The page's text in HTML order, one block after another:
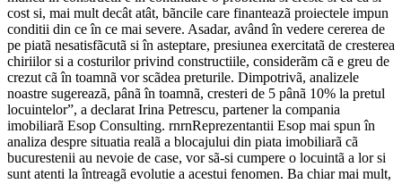
cost si, mai mult decât atât, bãncile care finanteazã proiectele impun
conditii din ce în ce mai severe. Asadar, având în vedere cererea de
pe piatã nesatisfãcutã si în asteptare, presiunea exercitatã de cresterea
chiriilor si a costurilor privind constructiile, considerãm cã e greu de
crezut cã în toamnã vor scãdea preturile. Dimpotrivã, analizele
noastre sugereazã, pânã în toamnã, cresteri de 5 pânã 10% la pretul
locuintelor”, a declarat Irina Petrescu, partener la compania
imobiliarã Esop Consulting. rnrnReprezentantii Esop mai spun în
analiza despre situatia realã a blocajului din piata imobiliarã cã
bucurestenii au nevoie de case, vor sã-si cumpere o locuintã a lor si
sunt atenti la întreagã evolutie a acestui fenomen. Ba chiar mai mult,